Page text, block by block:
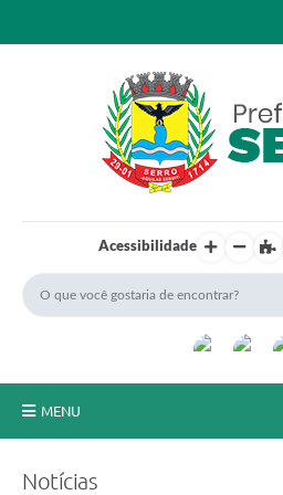
Acessibilidade
MENU
Notícias